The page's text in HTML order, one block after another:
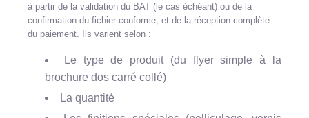
à partir de la validation du BAT (le cas échéant) ou de la
confirmation du fichier conforme, et de la réception complète
du paiement. Ils varient selon :
Le type de produit (du flyer simple à la
brochure dos carré collé)
La quantité